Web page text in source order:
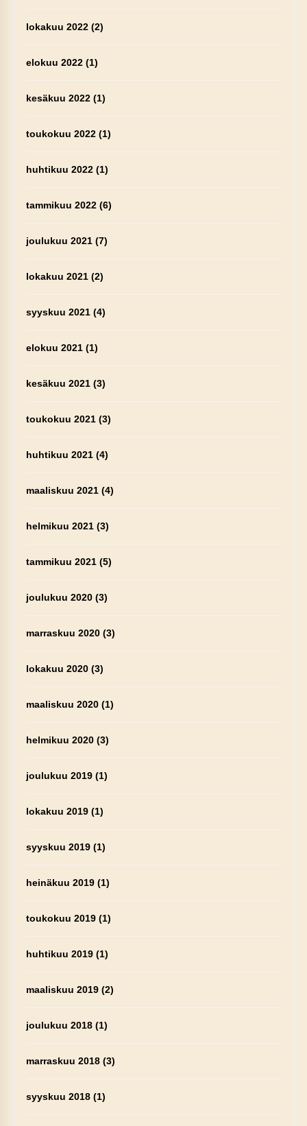
lokakuu 2022(2)
elokuu 2022(1)
kesäkuu 2022(1)
toukokuu 2022(1)
huhtikuu 2022(1)
tammikuu 2022(6)
joulukuu 2021(7)
lokakuu 2021(2)
syyskuu 2021(4)
elokuu 2021(1)
kesäkuu 2021(3)
toukokuu 2021(3)
huhtikuu 2021(4)
maaliskuu 2021(4)
helmikuu 2021(3)
tammikuu 2021(5)
joulukuu 2020(3)
marraskuu 2020(3)
lokakuu 2020(3)
maaliskuu 2020(1)
helmikuu 2020(3)
joulukuu 2019(1)
lokakuu 2019(1)
syyskuu 2019(1)
heinäkuu 2019(1)
toukokuu 2019(1)
huhtikuu 2019(1)
maaliskuu 2019(2)
joulukuu 2018(1)
marraskuu 2018(3)
syyskuu 2018(1)